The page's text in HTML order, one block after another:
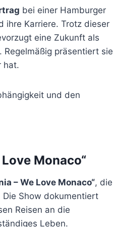
bei einer Hamburger
ihre Karriere. Trotz dieser
eine Zukunft als
präsentiert sie
hat.
und den
Monaco“
– We Love Monaco“, die
Show dokumentiert
Reisen an die
Leben.